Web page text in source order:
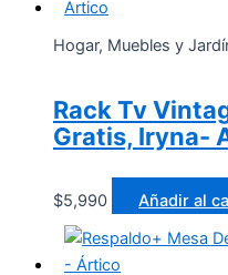
Hogar, Muebles y
Rack Tv
Gratis, Iryna-
$5,990 Añadir al